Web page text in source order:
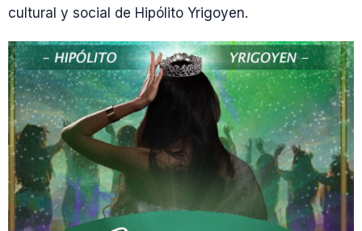
cultural y social de Hipólito Yrigoyen.